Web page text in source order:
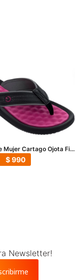
Mujer Cartago Ojota Figi
- Rosa
$990
Newsletter!